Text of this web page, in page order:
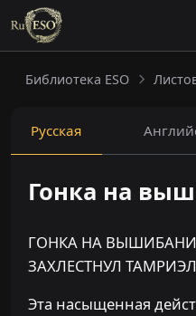
Библиотека ESO
Русская
Гонка на
ГОНКА НА
ЗАХЛЕСТНУЛ
Эта насыщенная